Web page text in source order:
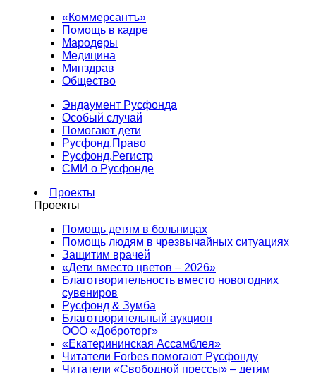
«Коммерсантъ»
Помощь в кадре
Мародеры
Медицина
Минздрав
Общество
Эндаумент Русфонда
Особый случай
Помогают дети
Русфонд.Право
Русфонд.Регистр
СМИ о Русфонде
Проекты
Проекты
Помощь детям в больницах
Помощь людям в чрезвычайных ситуациях
Защитим врачей
«Дети вместо цветов – 2026»
Благотворительность вместо новогодних
сувениров
Русфонд & Зумба
Благотворительный аукцион
ООО «Доброторг»
«Екатерининская Ассамблея»
Читатели Forbes помогают Русфонду
Читатели «Свободной прессы» – детям